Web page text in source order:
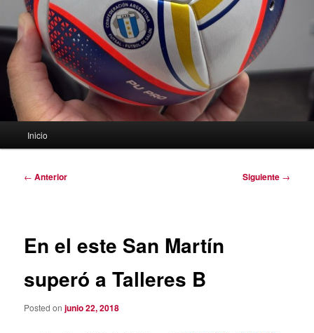
Inicio
Navegación
← Anterior Siguiente →
En el este San Martín
superó a Talleres B
Posted onjunio 22, 2018